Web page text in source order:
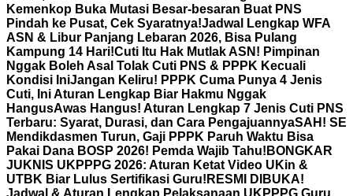
Kemenkop Buka Mutasi Besar-besaran Buat PNS
Pindah ke Pusat, Cek Syaratnya!Jadwal Lengkap WFA
ASN & Libur Panjang Lebaran 2026, Bisa Pulang
Kampung 14 Hari!Cuti Itu Hak Mutlak ASN! Pimpinan
Nggak Boleh Asal Tolak Cuti PNS & PPPK Kecuali
Kondisi IniJangan Keliru! PPPK Cuma Punya 4 Jenis
Cuti, Ini Aturan Lengkap Biar Hakmu Nggak
HangusAwas Hangus! Aturan Lengkap 7 Jenis Cuti PNS
Terbaru: Syarat, Durasi, dan Cara PengajuannyaSAH! SE
Mendikdasmen Turun, Gaji PPPK Paruh Waktu Bisa
Pakai Dana BOSP 2026! Pemda Wajib Tahu! BONGKAR
JUKNIS UKPPPG 2026: Aturan Ketat Video UKin &
UTBK Biar Lulus Sertifikasi Guru! RESMI DIBUKA!
Jadwal & Aturan Lengkap Pelaksanaan UKPPPG Guru